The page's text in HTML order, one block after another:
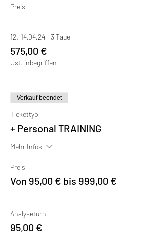
Preis
12.-14.04.24 - 3 Tage
575,00 €
Ust. inbegriffen
Verkauf beendet
Tickettyp
+ Personal TRAINING
Mehr Infos
Preis
Von 95,00 € bis 999,00 €
Analyseturn
95,00 €